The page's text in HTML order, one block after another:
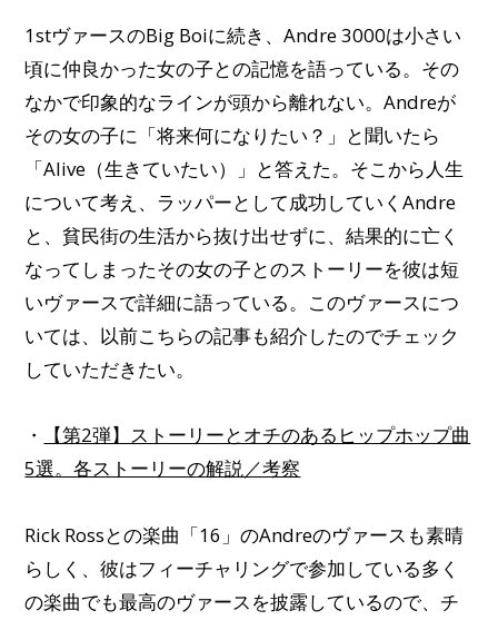
1stヴァースのBig Boiに続き、Andre 3000は小さい
頃に仲良かった女の子との記憶を語っている。その
なかで印象的なラインが頭から離れない。Andreが
その女の子に「将来何になりたい？」と聞いたら
「Alive（生きていたい）」と答えた。そこから人生
について考え、ラッパーとして成功していくAndre
と、貧民街の生活から抜け出せずに、結果的に亡く
なってしまったその女の子とのストーリーを彼は短
いヴァースで詳細に語っている。このヴァースにつ
いては、以前こちらの記事も紹介したのでチェック
していただきたい。
・
【第2弾】ストーリーとオチのあるヒップホップ曲
5選。各ストーリーの解説／考察
Rick Rossとの楽曲「16」のAndreのヴァースも素晴
らしく、彼はフィーチャリングで参加している多く
の楽曲でも最高のヴァースを披露しているので、チ